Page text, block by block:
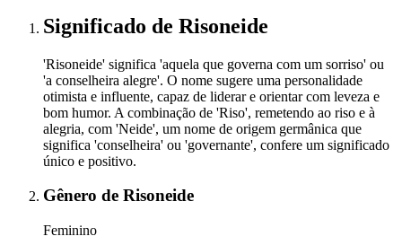
Significado de Risoneide
'Risoneide' significa 'aquela que governa com um sorriso' ou
'a conselheira alegre'. O nome sugere uma personalidade
otimista e influente, capaz de liderar e orientar com leveza e
bom humor. A combinação de 'Riso', remetendo ao riso e à
alegria, com 'Neide', um nome de origem germânica que
significa 'conselheira' ou 'governante', confere um significado
único e positivo.
Gênero de Risoneide
Feminino